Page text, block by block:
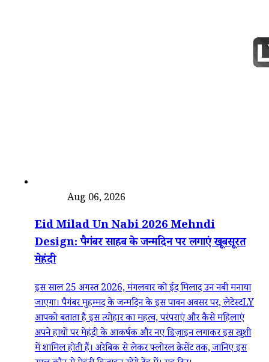
Aug 06, 2026
Eid Milad Un Nabi 2026 Mehndi
Design: पैगंबर साहब के जन्मदिन पर लगाएं खूबसूरत
मेहंदी
इस साल 25 अगस्त 2026, मंगलवार को ईद मिलाद उन नबी मनाया
जाएगा। पैगंबर मुहम्मद के जन्मदिन के इस पावन अवसर पर, लेटेस्टLY
आपको बताता है इस त्योहार का महत्व, परंपराएं और कैसे महिलाएं
अपने हाथों पर मेहंदी के आकर्षक और नए डिज़ाइन लगाकर इस खुशी
में शामिल होती हैं। अरेबिक से लेकर फ्लोरल क्रेसेंट तक, जानिए इस